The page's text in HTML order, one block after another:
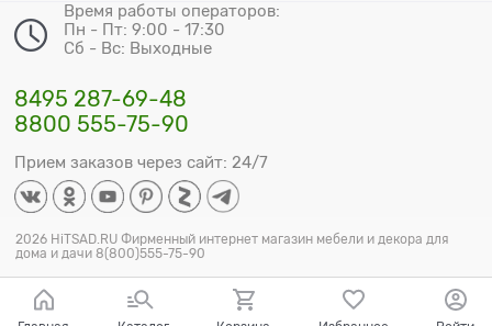
Время работы операторов:
Пн - Пт: 9:00 - 17:30
Сб - Вс: Выходные
8495 287-69-48
8800 555-75-90
Прием заказов через сайт: 24/7
2026 HiTSAD.RU Фирменный интернет магазин мебели и декора для
дома и дачи 8(800)555-75-90